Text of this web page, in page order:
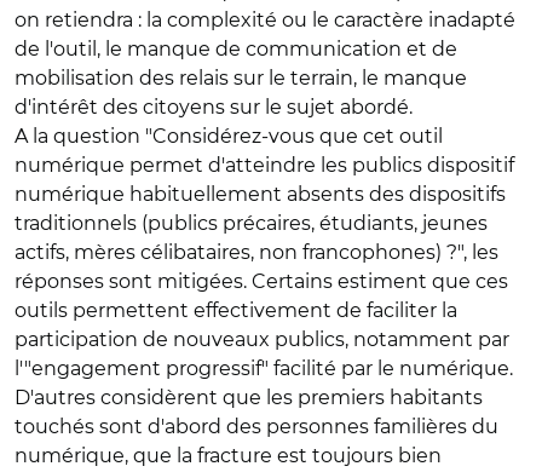
on retiendra : la complexité ou le caractère inadapté
de l'outil, le manque de communication et de
mobilisation des relais sur le terrain, le manque
d'intérêt des citoyens sur le sujet abordé.
A la question "Considérez-vous que cet outil
numérique permet d'atteindre les publics dispositif
numérique habituellement absents des dispositifs
traditionnels (publics précaires, étudiants, jeunes
actifs, mères célibataires, non francophones) ?", les
réponses sont mitigées. Certains estiment que ces
outils permettent effectivement de faciliter la
participation de nouveaux publics, notamment par
l'"engagement progressif" facilité par le numérique.
D'autres considèrent que les premiers habitants
touchés sont d'abord des personnes familières du
numérique, que la fracture est toujours bien